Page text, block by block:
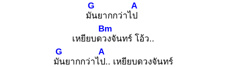
มัน
G
ยากกว่าไป
A
เหยียบดวง
Bm
จันทร์ โอ้ว..
มัน
G
ยากกว่าไป.
A
. เหยียบดวงจันทร์